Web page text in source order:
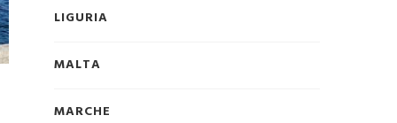
LIGURIA
MALTA
MARCHE